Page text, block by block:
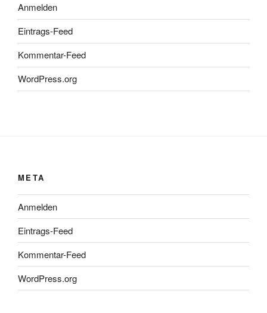
Anmelden
Eintrags-Feed
Kommentar-Feed
WordPress.org
META
Anmelden
Eintrags-Feed
Kommentar-Feed
WordPress.org